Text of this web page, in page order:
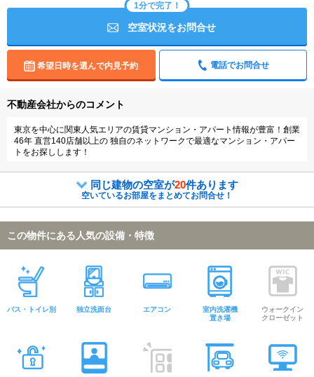
1分で完了！
空室状況をお問合せ
希望日時を選んで内見予約 電話でお問合せ
不動産会社からのコメント
東京を中心に関東人気エリアの賃貸マンション・アパート情報が豊富！創業
46年 直営140店舗以上の 独自のネットワークで最適なマンション・アパー
トをお探しします！
同じ建物の空室が20件あります
空いているお部屋をまとめてお問合せ！
この物件にある人気の設備・特徴
バス・トイレ別 独立洗面台 エアコン
室内洗濯機
置き場
ウォークイン
クローゼット